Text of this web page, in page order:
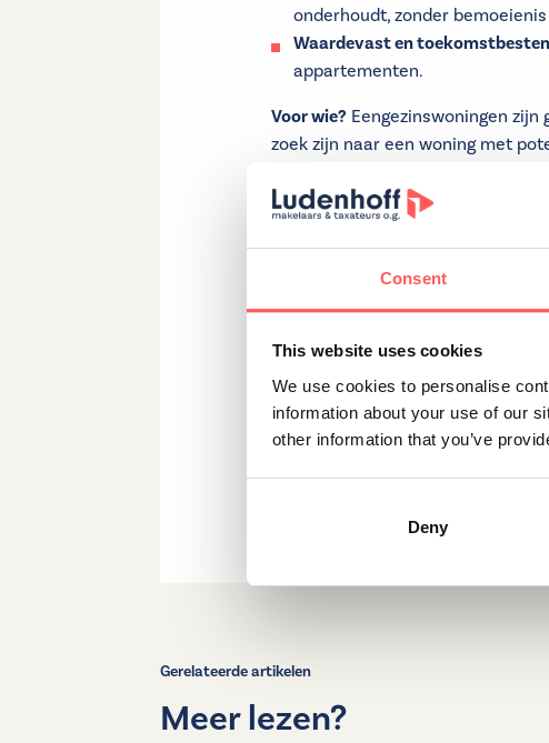
Consent
This website uses cookies
We use cookies to personalise
information about your use of our
other information that you’ve
Deny
onderhoudt, zonder bemoeienis
Waardevast en
appartementen.
Voor wie? Eengezinswoningen
zoek zijn naar een woning met
Wat past het beste bij jou?
De keuze tussen een
met ons opvoor advies of een
Gerelateerde artikelen
Meer lezen?